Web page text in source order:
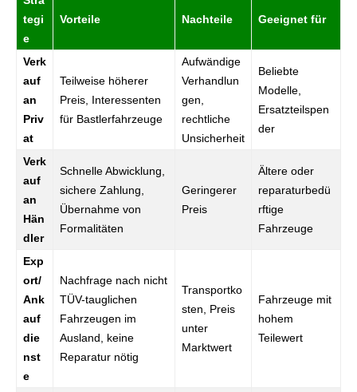
tegi
e
Vorteile Nachteile Geeignet für
Verk
auf
an
Priv
at
Teilweise höherer
Preis, Interessenten
für Bastlerfahrzeuge
Aufwändige
Verhandlun
gen,
rechtliche
Unsicherheit
Beliebte
Modelle,
Ersatzteilspen
der
Verk
auf
an
Hän
dler
Schnelle Abwicklung,
sichere Zahlung,
Übernahme von
Formalitäten
Geringerer
Preis
Ältere oder
reparaturbedü
rftige
Fahrzeuge
Exp
ort/
Ank
auf
die
nst
e
Nachfrage nach nicht
TÜV-tauglichen
Fahrzeugen im
Ausland, keine
Reparatur nötig
Transportko
sten, Preis
unter
Marktwert
Fahrzeuge mit
hohem
Teilewert